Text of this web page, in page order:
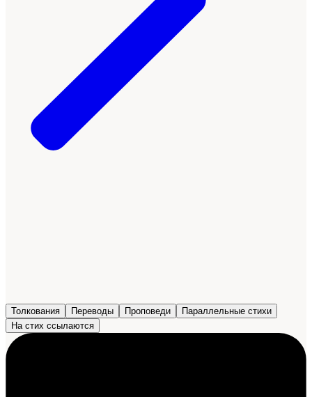
Толкования Переводы Проповеди
Параллельные стихи
На стих ссылаются